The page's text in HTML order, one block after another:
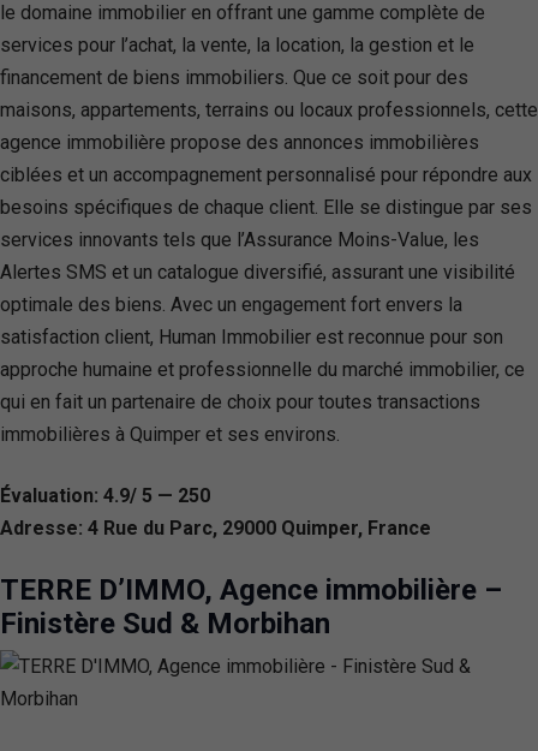
le domaine immobilier en offrant une gamme complète de
services pour l’achat, la vente, la location, la gestion et le
financement de biens immobiliers. Que ce soit pour des
maisons, appartements, terrains ou locaux professionnels, cette
agence immobilière propose des annonces immobilières
ciblées et un accompagnement personnalisé pour répondre aux
besoins spécifiques de chaque client. Elle se distingue par ses
services innovants tels que l’Assurance Moins-Value, les
Alertes SMS et un catalogue diversifié, assurant une visibilité
optimale des biens. Avec un engagement fort envers la
satisfaction client, Human Immobilier est reconnue pour son
approche humaine et professionnelle du marché immobilier, ce
qui en fait un partenaire de choix pour toutes transactions
immobilières à Quimper et ses environs.
Évaluation: 4.9/ 5 — 250
Adresse: 4 Rue du Parc, 29000 Quimper, France
TERRE D’IMMO, Agence immobilière –
Finistère Sud & Morbihan